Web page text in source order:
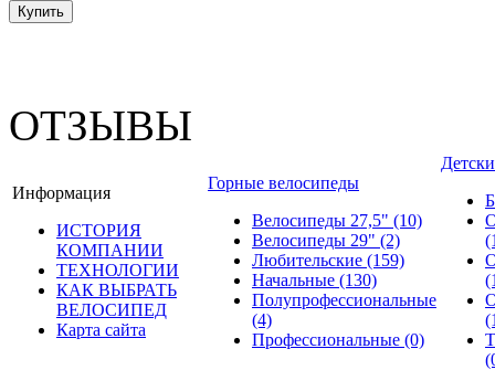
ОТЗЫВЫ
Информация
ИСТОРИЯ
КОМПАНИИ
ТЕХНОЛОГИИ
КАК ВЫБРАТЬ
ВЕЛОСИПЕД
Карта сайта
Горные велосипеды
Велосипеды 27,5" (10)
Велосипеды 29" (2)
Любительские (159)
Начальные (130)
Полупрофессиональные
(4)
Профессиональные (0)